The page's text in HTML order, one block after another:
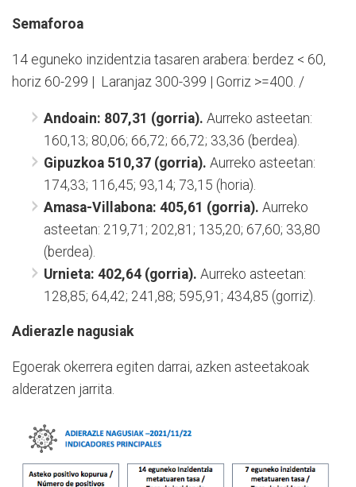
Semaforoa
14 eguneko inzidentzia tasaren arabera: berdez < 60,
horiz 60-299 | Laranjaz 300-399 | Gorriz >=400. /
Andoain: 807,31 (gorria). Aurreko asteetan:
160,13; 80,06; 66,72; 66,72; 33,36 (berdea).
Gipuzkoa 510,37 (gorria). Aurreko asteetan:
174,33; 116,45; 93,14; 73,15 (horia).
Amasa-Villabona: 405,61 (gorria). Aurreko
asteetan: 219,71; 202,81; 135,20; 67,60; 33,80
(berdea).
Urnieta: 402,64 (gorria). Aurreko asteetan:
128,85; 64,42; 241,88; 595,91; 434,85 (gorriz).
Adierazle nagusiak
Egoerak okerrera egiten darrai, azken asteetakoak
alderatzen jarrita.